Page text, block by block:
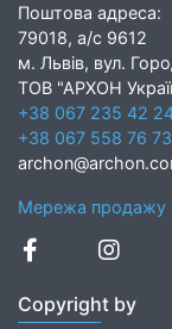
Поштова адреса:
79018, а/с 9612
м. Львів, вул.
ТОВ "АРХОН
+38 067 235 42
+38 067 558 76 73
Мережа продажу
Copyright by